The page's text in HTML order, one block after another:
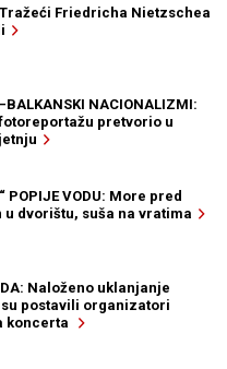
Tražeći Friedricha Nietzschea
NACIONALIZMI:
pretvorio u
POPIJE VODU: More pred
u dvorištu, suša na vratima
Naloženo uklanjanje
postavili organizatori
koncerta